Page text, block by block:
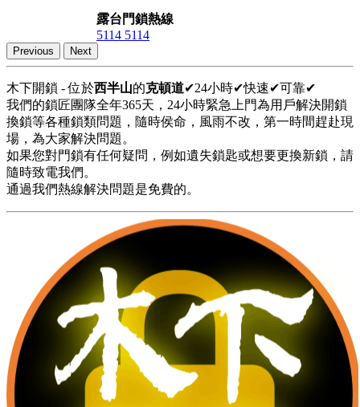
露台門鎖熱線
5114 5114
Previous Next
木下開鎖 - 位於西半山的克頓道✔24小時✔快速✔可靠✔
我們的鎖匠團隊全年365天，24小時緊急上門為用戶解決開鎖
換鎖等各種鎖類問題，隨時侯命，風雨不改，第一時間趕赴現
場，為大家解決問題。
如果您對門鎖有任何疑問，例如遺失鎖匙或想要更換新鎖，請
隨時致電我們。
通過我們熱線解決問題是免費的。